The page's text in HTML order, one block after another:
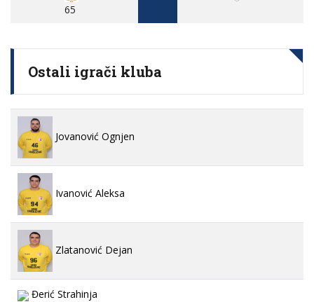
65
Ostali igrači kluba
Jovanović Ognjen
Ivanović Aleksa
Zlatanović Dejan
Đerić Strahinja